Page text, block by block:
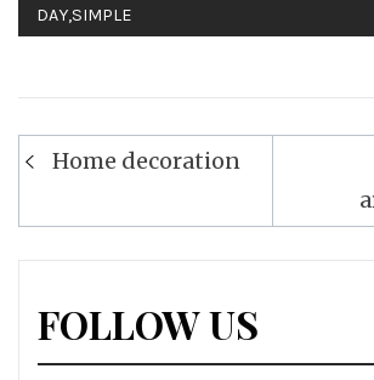
DAY,SIMPLE
Navigation
l’article
Home decoration
FOLLOW US